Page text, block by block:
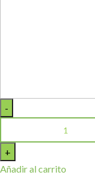
Añadir al carrito